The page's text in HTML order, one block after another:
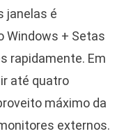
janelas é
Windows + Setas
rapidamente. Em
até quatro
máximo da
externos.